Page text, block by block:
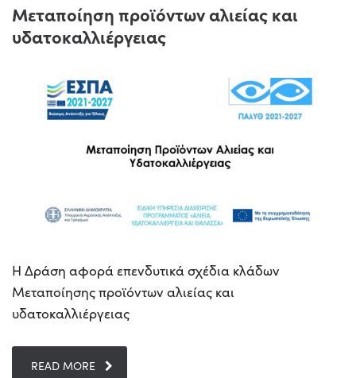
Μεταποίηση προϊόντων αλιείας και
υδατοκαλλιέργειας
Η Δράση αφορά επενδυτικά σχέδια κλάδων
Μεταποίησης προϊόντων αλιείας και
υδατοκαλλιέργειας
READ MORE